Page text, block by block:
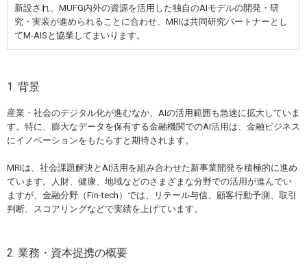
新設され、MUFG内外の資源を活用した独自のAIモデルの開発・研
究・実装が進められることに合わせ、MRIは共同研究パートナーとし
てM-AISと協業してまいります。
1. 背景
産業・社会のデジタル化が進むなか、AIの活用範囲も急速に拡大していま
す。特に、膨大なデータを保有する金融機関でのAI活用は、金融ビジネス
にイノベーションをもたらすと期待されます。
MRIは、社会課題解決とAI活用を組み合わせた新事業開発を積極的に進め
ています。人財、健康、地域などのさまざまな分野での活用が進んでい
ますが、金融分野（Fin-tech）では、リテール与信、顧客行動予測、取引
判断、スコアリングなどで実績を上げています。
2. 業務・資本提携の概要